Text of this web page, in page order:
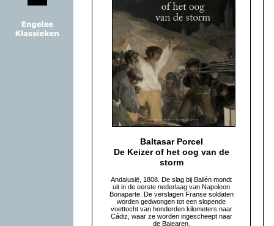
Baltasar Porcel
De Keizer of het oog van de
storm
Andalusië, 1808. De slag bij Bailén mondt
uit in de eerste nederlaag van Napoleon
Bonaparte. De verslagen Franse soldaten
worden gedwongen tot een slopende
voettocht van honderden kilometers naar
Cádiz, waar ze worden ingescheept naar
de Balearen.